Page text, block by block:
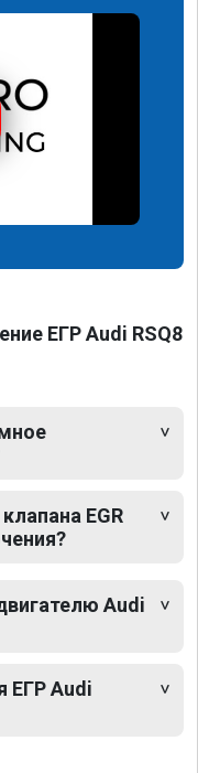
ЕГР Audi RSQ8
EGR
Audi
ЕГР Audi